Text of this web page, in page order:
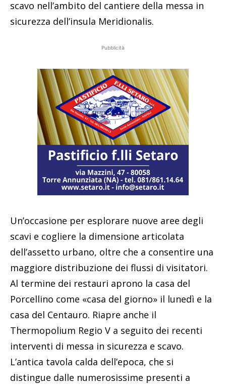
scavo nell’ambito del cantiere della messa in
sicurezza dell’insula Meridionalis.
Pubblicità
Un’occasione per esplorare nuove aree degli
scavi e cogliere la dimensione articolata
dell’assetto urbano, oltre che a consentire una
maggiore distribuzione dei flussi di visitatori.
Al termine dei restauri aprono la casa del
Porcellino come «casa del giorno» il lunedì e la
casa del Centauro. Riapre anche il
Thermopolium Regio V a seguito dei recenti
interventi di messa in sicurezza e scavo.
L’antica tavola calda dell’epoca, che si
distingue dalle numerosissime presenti a